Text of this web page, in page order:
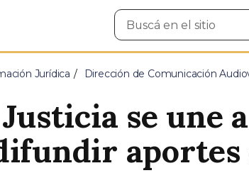
Buscar
en
Jurídica Dirección de Comunicación
se une
aportes